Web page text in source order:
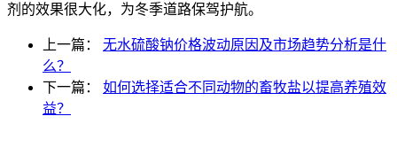
剂的效果很大化，为冬季道路保驾护航。
上一篇： 无水硫酸钠价格波动原因及市场趋势分析是什
么？
下一篇： 如何选择适合不同动物的畜牧盐以提高养殖效
益？